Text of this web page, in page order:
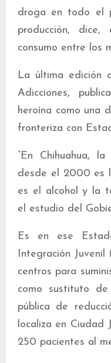
droga en todo el
producción,
consumo entre los
La última edición
Adicciones,
heroína como una
fronteriza con
“En Chihuahua,
desde el 2000 es
es el alcohol y la
el estudio del
Es en ese
Integración Juvenil
centros para
como sustituto
pública de
localiza en Ciudad
250 pacientes al